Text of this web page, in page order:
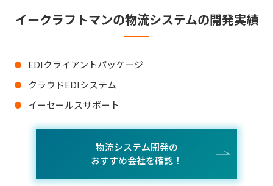
イークラフトマンの物流システムの開発実績
EDIクライアントパッケージ
クラウドEDIシステム
イーセールスサポート
物流システム開発の
おすすめ会社を確認！